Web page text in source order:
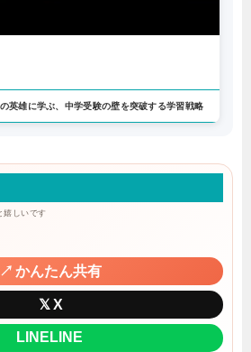
英雄に学ぶ、中学受験の壁を突破する学習戦略
嬉しいです
↗ かんたん共有
𝕏 X
LINE LINE